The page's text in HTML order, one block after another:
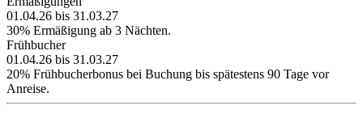
01.04.26 bis 31.03.27
30% Ermäßigung ab 3 Nächten.
Frühbucher
01.04.26 bis 31.03.27
20% Frühbucherbonus bei Buchung bis spätestens 90 Tage vor
Anreise.